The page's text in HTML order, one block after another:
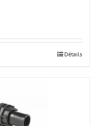
Détails